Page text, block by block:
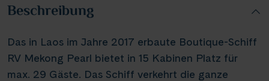
Agenturbereich
WhatsApp Hotline +49 30 346 456 950CH
Beschreibung
Das in Laos im Jahre 2017 erbaute Boutique-Schiff
RV Mekong Pearl bietet in 15 Kabinen Platz für
max. 29 Gäste. Das Schiff verkehrt die ganze